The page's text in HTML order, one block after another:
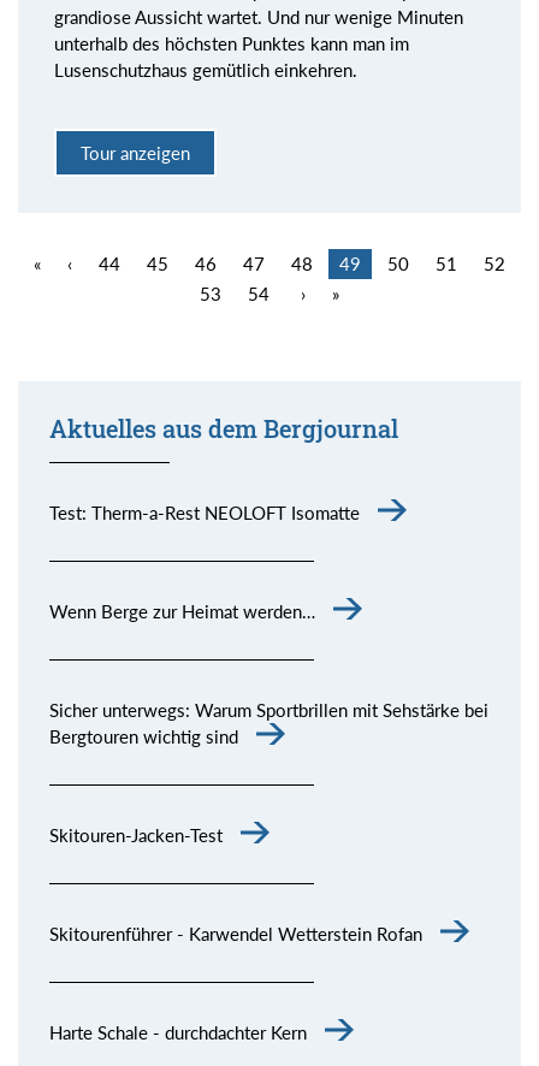
grandiose Aussicht wartet. Und nur wenige Minuten
unterhalb des höchsten Punktes kann man im
Lusenschutzhaus gemütlich einkehren.
Tour anzeigen
« ‹ 44 45 46 47 48 49 50 51
52
53
54 › »
Aktuelles aus dem Bergjournal
Test: Therm-a-Rest NEOLOFT Isomatte
Wenn Berge zur Heimat werden…
Sicher unterwegs: Warum Sportbrillen mit Sehstärke bei
Bergtouren wichtig sind
Skitouren-Jacken-Test
Skitourenführer - Karwendel Wetterstein Rofan
Harte Schale - durchdachter Kern